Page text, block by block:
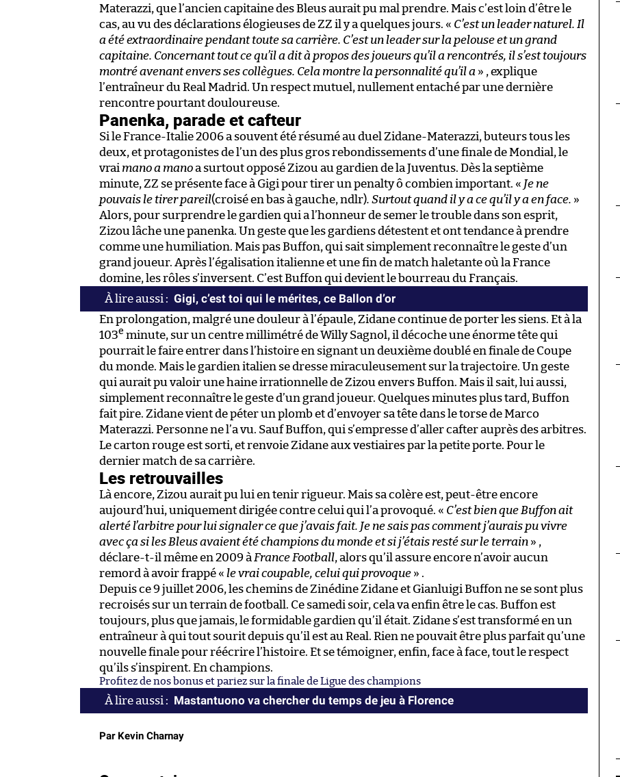
Materazzi, que l’ancien capitaine des Bleus aurait pu mal prendre. Mais c’est loin d’être le
cas, au vu des déclarations élogieuses de ZZ il y a quelques jours. « C’est un leader naturel. Il
a été extraordinaire pendant toute sa carrière. C’est un leader sur la pelouse et un grand
capitaine. Concernant tout ce qu’il a dit à propos des joueurs qu’il a rencontrés, il s’est toujours
montré avenant envers ses collègues. Cela montre la personnalité qu’il a » , explique
l’entraîneur du Real Madrid. Un respect mutuel, nullement entaché par une dernière
rencontre pourtant douloureuse.
Panenka, parade et cafteur
Si le France-Italie 2006 a souvent été résumé au duel Zidane-Materazzi, buteurs tous les
deux, et protagonistes de l’un des plus gros rebondissements d’une finale de Mondial, le
vrai mano a manoa surtout opposé Zizou au gardien de la Juventus. Dès la septième
minute, ZZ se présente face à Gigi pour tirer un penalty ô combien important. « Je ne
pouvais le tirer pareil(croisé en bas à gauche, ndlr). Surtout quand il y a ce qu’il y a en face. »
Alors, pour surprendre le gardien qui a l’honneur de semer le trouble dans son esprit,
Zizou lâche une panenka. Un geste que les gardiens détestent et ont tendance à prendre
comme une humiliation. Mais pas Buffon, qui sait simplement reconnaître le geste d’un
grand joueur. Après l’égalisation italienne et une fin de match haletante où la France
domine, les rôles s’inversent. C’est Buffon qui devient le bourreau du Français.
Gigi, c’est toi qui le mérites, ce Ballon d’or
En prolongation, malgré une douleur à l’épaule, Zidane continue de porter les siens. Et à la
103e minute, sur un centre millimétré de Willy Sagnol, il décoche une énorme tête qui
pourrait le faire entrer dans l’histoire en signant un deuxième doublé en finale de Coupe
du monde. Mais le gardien italien se dresse miraculeusement sur la trajectoire. Un geste
qui aurait pu valoir une haine irrationnelle de Zizou envers Buffon. Mais il sait, lui aussi,
simplement reconnaître le geste d’un grand joueur. Quelques minutes plus tard, Buffon
fait pire. Zidane vient de péter un plomb et d’envoyer sa tête dans le torse de Marco
Materazzi. Personne ne l’a vu. Sauf Buffon, qui s’empresse d’aller cafter auprès des arbitres.
Le carton rouge est sorti, et renvoie Zidane aux vestiaires par la petite porte. Pour le
dernier match de sa carrière.
Les retrouvailles
Là encore, Zizou aurait pu lui en tenir rigueur. Mais sa colère est, peut-être encore
aujourd’hui, uniquement dirigée contre celui qui l’a provoqué. « C’est bien que Buffon ait
alerté l’arbitre pour lui signaler ce que j’avais fait. Je ne sais pas comment j’aurais pu vivre
avec ça si les Bleus avaient été champions du monde et si j’étais resté sur le terrain » ,
déclare-t-il même en 2009 à France Football, alors qu’il assure encore n’avoir aucun
remord à avoir frappé « le vrai coupable, celui qui provoque » .
Depuis ce 9 juillet 2006, les chemins de Zinédine Zidane et Gianluigi Buffon ne se sont plus
recroisés sur un terrain de football. Ce samedi soir, cela va enfin être le cas. Buffon est
toujours, plus que jamais, le formidable gardien qu’il était. Zidane s’est transformé en un
entraîneur à qui tout sourit depuis qu’il est au Real. Rien ne pouvait être plus parfait qu’une
nouvelle finale pour réécrire l’histoire. Et se témoigner, enfin, face à face, tout le respect
qu’ils s’inspirent. En champions.
Profitez de nos bonus et pariez sur la finale de Ligue des champions
Mastantuono va chercher du temps de jeu à Florence
Par Kevin Charnay